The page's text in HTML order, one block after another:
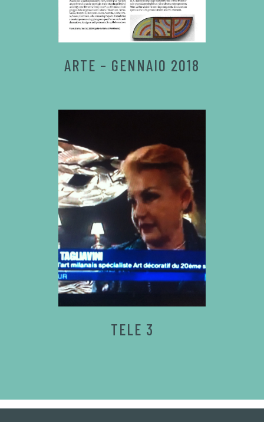
ARTE – GENNAIO 2018
TELE 3